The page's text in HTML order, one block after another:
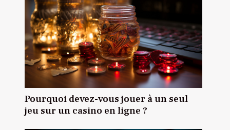
Pourquoi devez-vous jouer à un seul
jeu sur un casino en ligne ?